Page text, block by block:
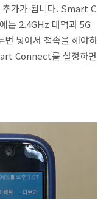
추가가 됩니다. Smart C
는 2.4GHz 대역과 5G
넣어서 접속을 해야하
Connect를 설정하면